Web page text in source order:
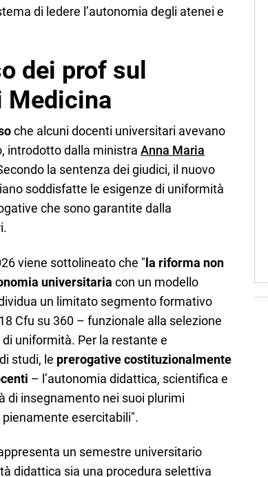
di ledere l’autonomia degli atenei e
dei prof sul
Medicina
che alcuni docenti universitari avevano
introdotto dalla ministra Anna Maria
la sentenza dei giudici, il nuovo
soddisfatte le esigenze di uniformità
che sono garantite dalla
viene sottolineato che "la riforma non
universitaria con un modello
un limitato segmento formativo
Cfu su 360 – funzionale alla selezione
uniformità. Per la restante e
studi, le prerogative costituzionalmente
– l’autonomia didattica, scientifica e
di insegnamento nei suoi plurimi
esercitabili".
un semestre universitario
didattica sia una procedura selettiva